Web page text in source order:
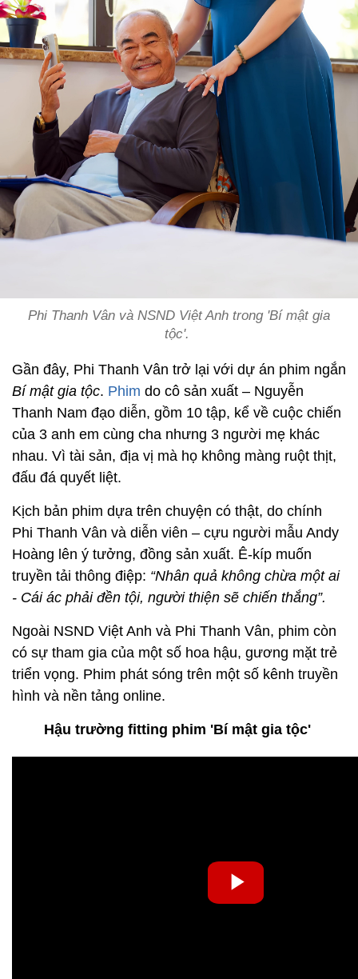
Phi Thanh Vân và NSND Việt Anh trong 'Bí mật gia
tộc'.
Gần đây, Phi Thanh Vân trở lại với dự án phim ngắn
Bí mật gia tộc. Phim do cô sản xuất – Nguyễn
Thanh Nam đạo diễn, gồm 10 tập, kể về cuộc chiến
của 3 anh em cùng cha nhưng 3 người mẹ khác
nhau. Vì tài sản, địa vị mà họ không màng ruột thịt,
đấu đá quyết liệt.
Kịch bản phim dựa trên chuyện có thật, do chính
Phi Thanh Vân và diễn viên – cựu người mẫu Andy
Hoàng lên ý tưởng, đồng sản xuất. Ê-kíp muốn
truyền tải thông điệp: “Nhân quả không chừa một ai
- Cái ác phải đền tội, người thiện sẽ chiến thắng”.
Ngoài NSND Việt Anh và Phi Thanh Vân, phim còn
có sự tham gia của một số hoa hậu, gương mặt trẻ
triển vọng. Phim phát sóng trên một số kênh truyền
hình và nền tảng online.
Hậu trường fitting phim 'Bí mật gia tộc'